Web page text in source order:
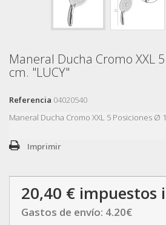
Maneral Ducha Cromo XXL
cm. "LUCY"
Referencia 04020540
Maneral Ducha Cromo XXL 5 Posiciones Ø
Imprimir
20,40 € impuestos
Gastos de envío: 4.20€